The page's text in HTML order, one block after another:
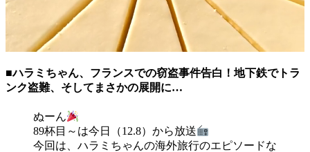
■ハラミちゃん、フランスでの窃盗事件告白！地下鉄でトラ
ンク盗難、そしてまさかの展開に…
ぬーん
89杯目～は今日（12.8）から放送
今回は、ハラミちゃんの海外旅行のエピソードな